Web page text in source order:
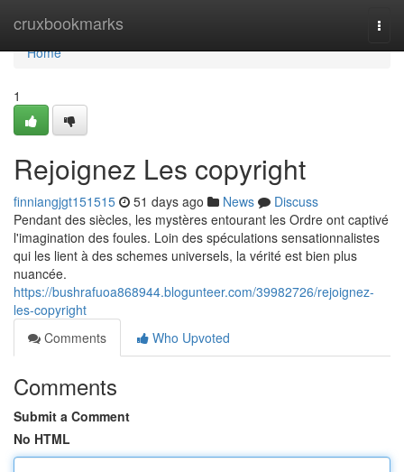
cruxbookmarks
Home
Home
1
Rejoignez Les copyright
finniangjgt151515 51 days ago News
Discuss
Pendant des siècles, les mystères entourant les Ordre ont captivé
l'imagination des foules. Loin des spéculations sensationnalistes
qui les lient à des schemes universels, la vérité est bien plus
nuancée.
https://bushrafuoa868944.blogunteer.com/39982726/rejoignez-
les-copyright
Comments
Who Upvoted
Comments
Submit a Comment
No HTML